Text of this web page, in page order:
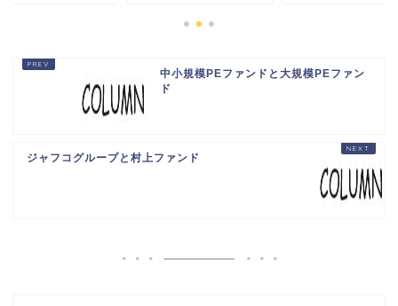
中小規模PEファンドと大規模PEファン
ド
ジャフコグループと村上ファンド